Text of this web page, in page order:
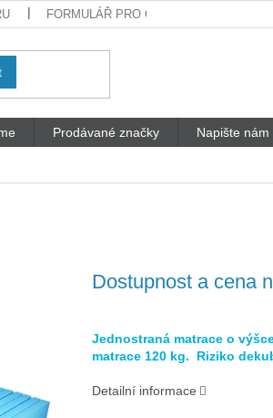
FORMULÁŘ PRO ODSTOUPENÍ OD
Prodávané značky Napište nám
Dostupnost a cena
Jednostraná matrace o
matrace120 kg. Riziko
Detailní informace